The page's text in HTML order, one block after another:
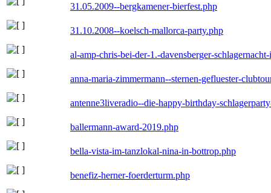
31.05.2009--bergkamener-bierfest.php
31.10.2008--koelsch-mallorca-party.php
al-amp-chris-bei-der-1.-davensberger-
anna-maria-zimmermann--sternen-gefluester-
antenne3liveradio--die-happy-birthday-
ballermann-award-2019.php
bella-vista-im-tanzlokal-nina-in-bottrop.php
benefiz-herner-foerderturm.php